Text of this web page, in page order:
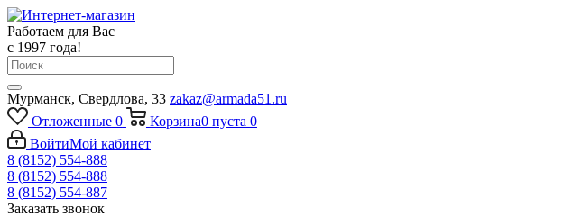
Работаем для Вас
с 1997 года!
Мурманск, Свердлова, 33 zakaz@armada51.ru
Отложенные 0 Корзина0 пуста 0
ВойтиМой кабинет
8 (8152) 554-888
8 (8152) 554-888
8 (8152) 554-887
Заказать звонок